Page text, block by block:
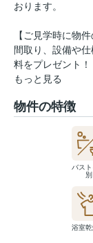
おります。
【ご見学時に物
間取り、設備や
料をプレゼント！
もっと見る
物件の特徴
バス
別
浴室